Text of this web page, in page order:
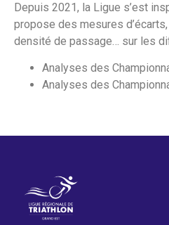
Depuis 2021, la Ligue s’est
propose des mesures
densité de passage… sur les
Analyses des
Analyses des